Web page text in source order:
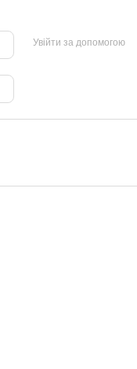
Увійти за допомогою